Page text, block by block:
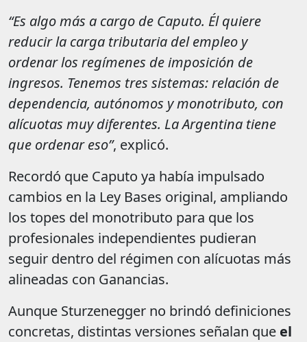
“Es algo más a cargo de Caputo. Él quiere
reducir la carga tributaria del empleo y
ordenar los regímenes de imposición de
ingresos. Tenemos tres sistemas: relación de
dependencia, autónomos y monotributo, con
alícuotas muy diferentes. La Argentina tiene
que ordenar eso”, explicó.
Recordó que Caputo ya había impulsado
cambios en la Ley Bases original, ampliando
los topes del monotributo para que los
profesionales independientes pudieran
seguir dentro del régimen con alícuotas más
alineadas con Ganancias.
Aunque Sturzenegger no brindó definiciones
concretas, distintas versiones señalan que el